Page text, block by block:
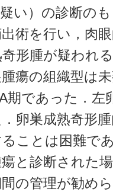
い）の診断の
術を行い，肉
形腫が疑われ
瘍の組織型は
期であった．左
卵巣成熟奇形
ことは困難で
と診断された
の管理が勧め